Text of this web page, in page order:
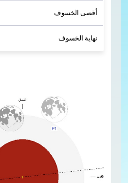
أقصى الخسوف
نهاية الخسوف